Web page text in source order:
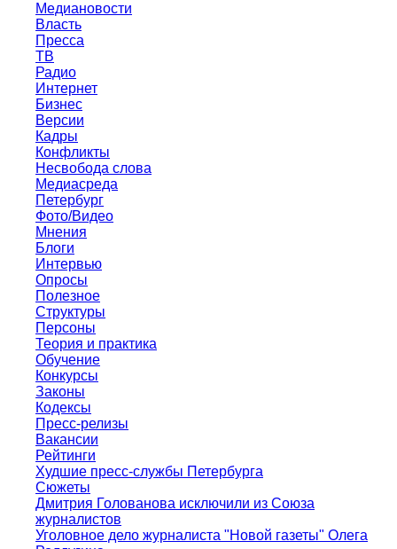
Медиановости
Власть
Пресса
ТВ
Радио
Интернет
Бизнес
Версии
Кадры
Конфликты
Несвобода слова
Медиасреда
Петербург
Фото/Видео
Мнения
Блоги
Интервью
Опросы
Полезное
Структуры
Персоны
Теория и практика
Обучение
Конкурсы
Законы
Кодексы
Пресс-релизы
Вакансии
Рейтинги
Худшие пресс-службы Петербурга
Сюжеты
Дмитрия Голованова исключили из Союза
журналистов
Уголовное дело журналиста "Новой газеты" Олега